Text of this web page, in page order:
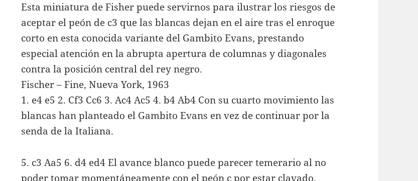
Esta miniatura de Fisher puede servirnos para ilustrar los riesgos de
aceptar el peón de c3 que las blancas dejan en el aire tras el enroque
corto en esta conocida variante del Gambito Evans, prestando
especial atención en la abrupta apertura de columnas y diagonales
contra la posición central del rey negro.
Fischer – Fine, Nueva York, 1963
1. e4 e5 2. Cf3 Cc6 3. Ac4 Ac5 4. b4 Ab4 Con su cuarto movimiento las
blancas han planteado el Gambito Evans en vez de continuar por la
senda de la Italiana.
5. c3 Aa5 6. d4 ed4 El avance blanco puede parecer temerario al no
poder tomar momentáneamente con el peón c por estar clavado.